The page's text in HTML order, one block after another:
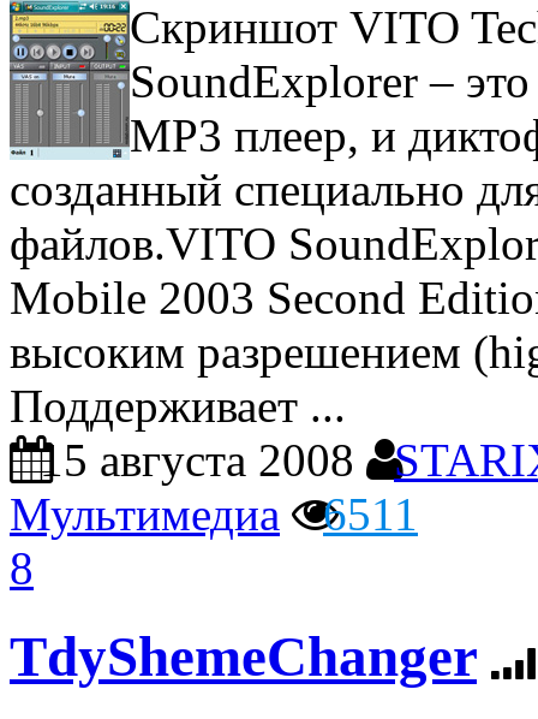
Скриншот VITO
SoundExplorer –
MP3 плеер, и
созданный специально
файлов.VITO
Mobile 2003 Second
высоким разрешением
Поддерживает ...
15 августа 2008
Мультимедиа
6511
8
TdyShemeChanger